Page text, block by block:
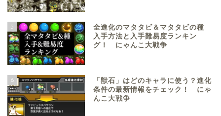
5
全進化のマタタビ＆マタタビの種
入手方法と入手難易度ランキン
グ！ にゃんこ大戦争
6
「獣石」はどのキャラに使う？進化
条件の最新情報をチェック！ にゃ
んこ大戦争